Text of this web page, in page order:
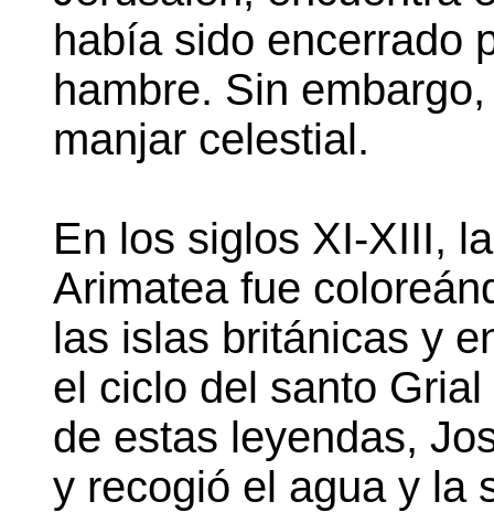
había sido encerrado
hambre. Sin
manjar celestial.
En los siglos XI-XIII,
Arimatea fue
las islas británicas y
el ciclo del santo
de estas leyendas,
y recogió el agua y la